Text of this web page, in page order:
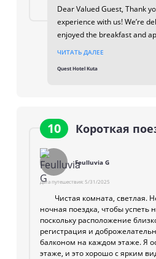
Dear Valued Guest, Thank
experience with us! We’re delighted to hear that you
enjoyed the breakfast and
so glad he could assist you
welcoming you back again
ЧИТАТЬ ДАЛЕЕ
Quest Hotel Kuta
10 Короткая
Feulluvia G
Дата путешествия:5/31/2025
Чистая комната, светлая.
ночная поездка, чтобы успеть
поскольку расположение
регистрация и
балконом на каждом этаже. Я
этаже, и это хорошо с ярким